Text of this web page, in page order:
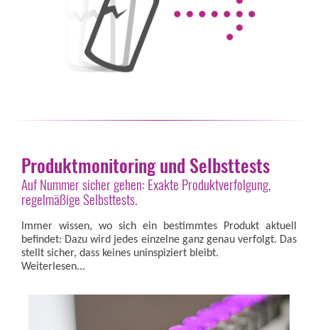
Produktmonitoring und Selbsttests
Auf Nummer sicher gehen: Exakte Produktverfolgung,
regelmäßige Selbsttests.
Immer wissen, wo sich ein bestimmtes Produkt aktuell
befindet: Dazu wird jedes einzelne ganz genau verfolgt. Das
stellt sicher, dass keines uninspiziert bleibt.
Weiterlesen...